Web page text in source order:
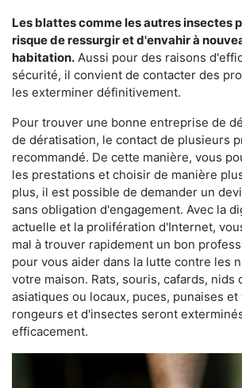
Les blattes comme les autres insectes
risque de ressurgir et d'envahir à
habitation. Aussi pour des raisons
sécurité, il convient de contacter des
les exterminer définitivement.
Pour trouver une bonne entreprise de
de dératisation, le contact de plusieurs
recommandé. De cette manière, vous
les prestations et choisir de manière
plus, il est possible de demander un
sans obligation d'engagement. Avec la
actuelle et la prolifération d'Internet,
mal à trouver rapidement un bon
pour vous aider dans la lutte contre les
votre maison. Rats, souris, cafards, nids
asiatiques ou locaux, puces, punaises
rongeurs et d'insectes seront
efficacement.